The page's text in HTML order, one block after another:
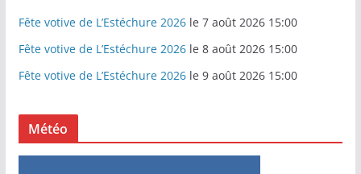
Fête votive de L’Estéchure 2026le 7 août 2026 15:00
Fête votive de L’Estéchure 2026le 8 août 2026 15:00
Fête votive de L’Estéchure 2026le 9 août 2026 15:00
Météo